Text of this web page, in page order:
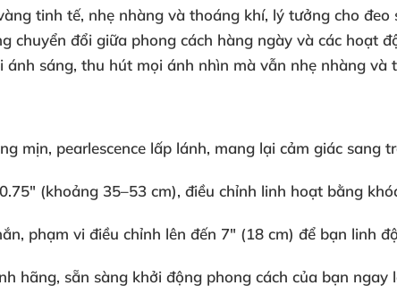
tinh tế, nhẹ nhàng và thoáng khí, lý tưởng cho
chuyển đổi giữa phong cách hàng ngày và các hoạt
ánh sáng, thu hút mọi ánh nhìn mà vẫn nhẹ nhàng và
mịn, pearlescence lấp lánh, mang lại cảm giác sang
(khoảng 35–53 cm), điều chỉnh linh hoạt bằng
phạm vi điều chỉnh lên đến 7" (18 cm) để bạn linh
hãng, sẵn sàng khởi động phong cách của bạn ngay